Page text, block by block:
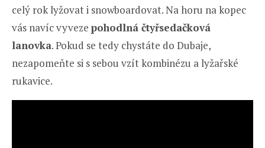
celý rok lyžovat i snowboardovat. Na horu na kopec
vás navíc vyveze pohodlná čtyřsedačková
lanovka. Pokud se tedy chystáte do Dubaje,
nezapomeňte si s sebou vzít kombinézu a lyžařské
rukavice.